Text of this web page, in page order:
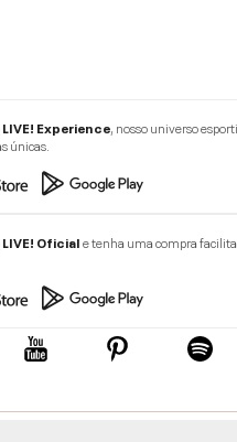
LIVE! Experience, nosso universo
únicas.
LIVE! Oficiale tenha uma compra